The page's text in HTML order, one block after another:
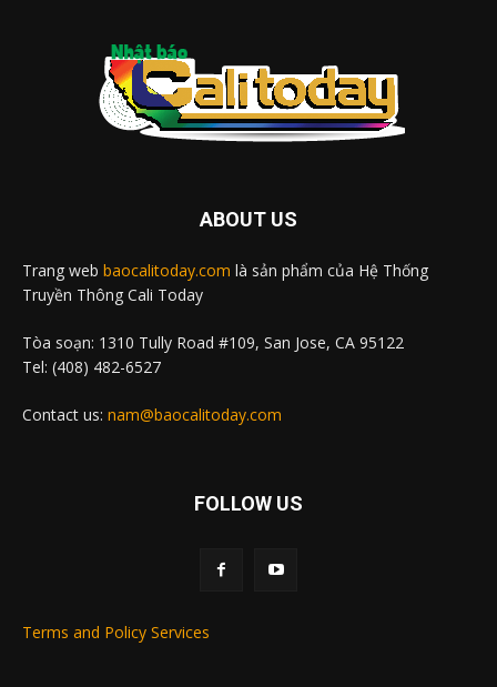
ABOUT US
Trang web baocalitoday.com là sản phẩm của Hệ Thống
Truyền Thông Cali Today
Tòa soạn: 1310 Tully Road #109, San Jose, CA 95122
Tel: (408) 482-6527
Contact us: nam@baocalitoday.com
FOLLOW US
Terms and Policy Services